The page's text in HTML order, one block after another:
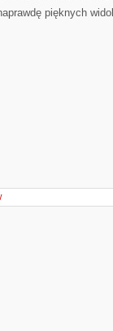
pięknych